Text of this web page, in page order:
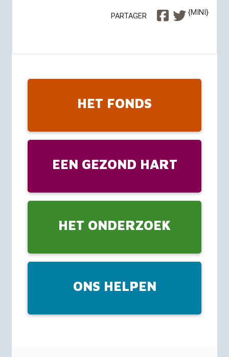
PARTAGER {MINI}
HET FONDS
EEN GEZOND HART
HET ONDERZOEK
ONS HELPEN